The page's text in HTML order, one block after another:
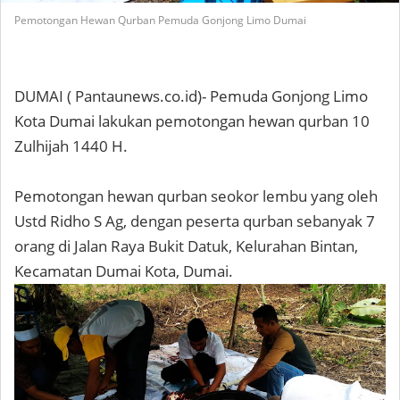
Pemotongan Hewan Qurban Pemuda Gonjong Limo Dumai
DUMAI ( Pantaunews.co.id)- Pemuda Gonjong Limo
Kota Dumai lakukan pemotongan hewan qurban 10
Zulhijah 1440 H.
Pemotongan hewan qurban seokor lembu yang oleh
Ustd Ridho S Ag, dengan peserta qurban sebanyak 7
orang di Jalan Raya Bukit Datuk, Kelurahan Bintan,
Kecamatan Dumai Kota, Dumai.